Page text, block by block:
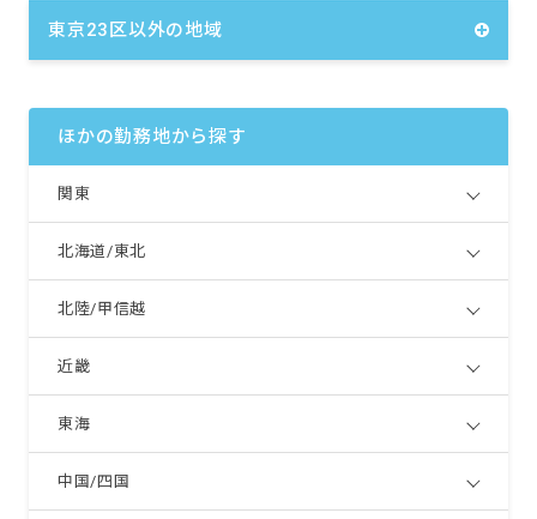
＜別途支給手当＞
扶養手当
東京23区以外の地域
ほかの勤務地から探す
関東
北海道/東北
北陸/甲信越
近畿
東海
中国/四国